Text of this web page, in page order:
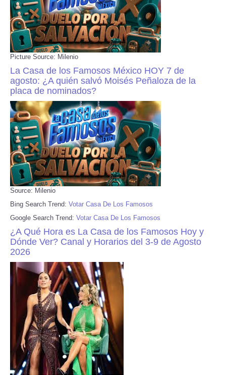
Picture Source: Milenio
La Casa de los Famosos México HOY 7 de
agosto: ¿A quién salvó Moisés Peñaloza de la
placa de nominados?
Source: Milenio
Bing Search Trend: Votar Casa De Los Famosos
Google Search Trend: Votar Casa De Los Famosos
¿A Qué Hora es La Casa de los Famosos Hoy y
Dónde Ver? Canal y Horarios del 3-9 de Agosto
2026